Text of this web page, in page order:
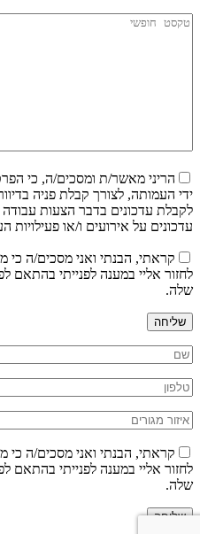
הריני מאשר/ת ומסכים/ה, כי
ידי העמותה, לצורך קבלת פניה
לקבלת עדכונים בדבר הצעות עבודה
עדכונים על אירועים ו/או פעילויות
קראתי, הבנתי ואני מסכים/ה
לחזור אליי במענה לפנייתי בהתאם
שלה.
שליחה
קראתי, הבנתי ואני מסכים/ה
לחזור אליי במענה לפנייתי בהתאם
שלה.
שליחה